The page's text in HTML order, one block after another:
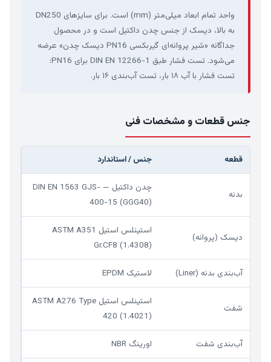
واحد تمام ابعاد میلی‌متر (mm) است. برای سایزهای DN250
به بالا، دیسک از جنس چدن داکتیل است و در محصول
جداگانه «شیر پروانه‌ای گیربکسی PN16 دیسک چدن» عرضه
می‌شود. تست فشار طبق DIN EN 12266-1 برای PN16:
تست فشار با آب ۱۸ بار، تست آب‌بندی ۱۶ بار.
جنس قطعات و مشخصات فنی
قطعه جنس / استاندارد
بدنه
چدن داکتیل — DIN EN 1563 GJS-
400-15 (GGG40)
دیسک (پروانه)
استینلس استیل ASTM A351
Gr.CF8 (1.4308)
آب‌بندی بدنه (Liner) لاستیک EPDM
شفت
استینلس استیل ASTM A276 Type
420 (1.4021)
آب‌بندی شفت اورینگ NBR